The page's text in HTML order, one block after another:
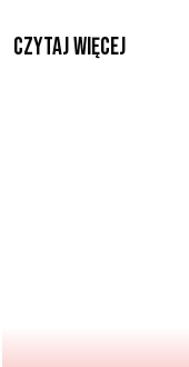
czytaj więcej